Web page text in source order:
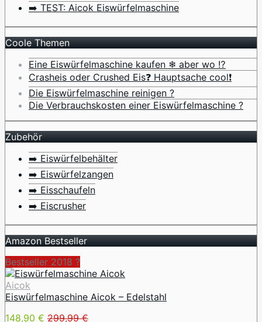
➡️ TEST: Aicok Eiswürfelmaschine
Coole Themen
Eine Eiswürfelmaschine kaufen ❄ aber wo ⁉️
Crasheis oder Crushed Eis❓ Hauptsache cool❗
Die Eiswürfelmaschine reinigen ?
Die Verbrauchskosten einer Eiswürfelmaschine ?
Zubehör
➡️ Eiswürfelbehälter
➡️ Eiswürfelzangen
➡️ Eisschaufeln
➡️ Eiscrusher
Amazon Bestseller
Bestseller 2018 ?
Aicok
Eiswürfelmaschine Aicok – Edelstahl
148,90 € 299,99 €